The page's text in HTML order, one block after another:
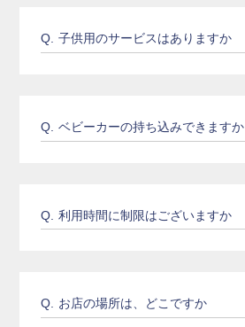
Q. 子供用のサービスはありますか
Q. ベビーカーの持ち込みできますか
Q. 利用時間に制限はございますか
Q. お店の場所は、どこですか